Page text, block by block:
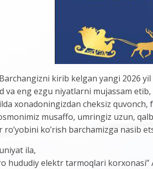
kirib kelgan yangi 2026
va eng ezgu niyatlarni mujassam
xonadoningizdan cheksiz
musaffo, umringiz uzun,
ro’yobini ko’rish barchamizga nasib
ila,
hududiy elektr tarmoqlari korxonasi”